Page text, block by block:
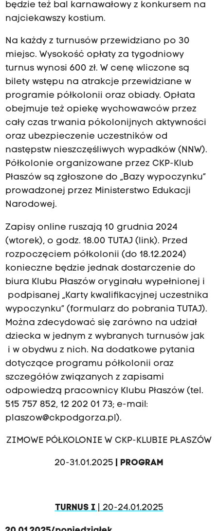
będzie też bal karnawałowy z konkursem na
najciekawszy kostium.
Na każdy z turnusów przewidziano po 30
miejsc. Wysokość opłaty za tygodniowy
turnus wynosi 600 zł. W cenę wliczone są
bilety wstępu na atrakcje przewidziane w
programie półkolonii oraz obiady. Opłata
obejmuje też opiekę wychowawców przez
cały czas trwania pókolonijnych aktywności
oraz ubezpieczenie uczestników od
następstw nieszczęśliwych wypadków (NNW).
Półkolonie organizowane przez CKP-Klub
Płaszów są zgłoszone do „Bazy wypoczynku”
prowadzonej przez Ministerstwo Edukacji
Narodowej.
Zapisy online ruszają 10 grudnia 2024
(wtorek), o godz. 18.00 TUTAJ (link). Przed
rozpoczęciem półkolonii (do 18.12.2024)
konieczne będzie jednak dostarczenie do
biura Klubu Płaszów oryginału wypełnionej i
podpisanej „Karty kwalifikacyjnej uczestnika
wypoczynku” (formularz do pobrania TUTAJ).
Można zdecydować się zarówno na udział
dziecka w jednym z wybranych turnusów jak
i w obydwu z nich. Na dodatkowe pytania
dotyczące programu półkolonii oraz
szczegółów związanych z zapisami
odpowiedzą pracownicy Klubu Płaszów (tel.
515 757 852, 12 202 01 73; e-mail:
plaszow@ckpodgorza.pl ).
ZIMOWE PÓŁKOLONIE W CKP-KLUBIE PŁASZÓW
20-31.01.2025 | PROGRAM
TURNUS I| 20-24.01.2025